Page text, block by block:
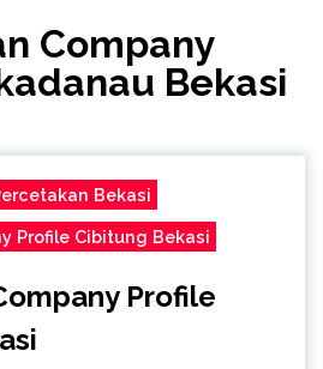
Company
Bekasi
Bekasi
Profile Cibitung Bekasi
Profile